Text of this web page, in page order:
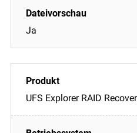
Ja
UFS Explorer RAID